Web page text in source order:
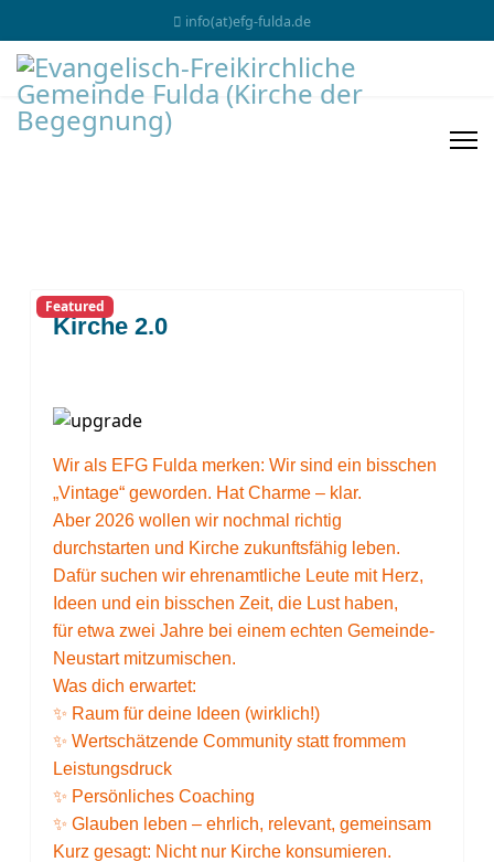
info(at)efg-fulda.de
Featured
Kirche 2.0
Wir als EFG Fulda merken: Wir sind ein bisschen
„Vintage“ geworden. Hat Charme – klar.
Aber 2026 wollen wir nochmal richtig
durchstarten und Kirche zukunftsfähig leben.
Dafür suchen wir ehrenamtliche Leute mit Herz,
Ideen und ein bisschen Zeit, die Lust haben,
für etwa zwei Jahre bei einem echten Gemeinde-
Neustart mitzumischen.
Was dich erwartet:
✨ Raum für deine Ideen (wirklich!)
✨ Wertschätzende Community statt frommem
Leistungsdruck
✨ Persönliches Coaching
✨ Glauben leben – ehrlich, relevant, gemeinsam
Kurz gesagt: Nicht nur Kirche konsumieren.